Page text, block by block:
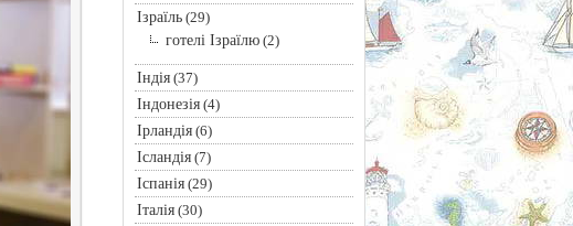
Ізраїль(29)
готелі Ізраїлю(2)
Індія(37)
Індонезія(4)
Ірландія(6)
Ісландія(7)
Іспанія(29)
Італія(30)